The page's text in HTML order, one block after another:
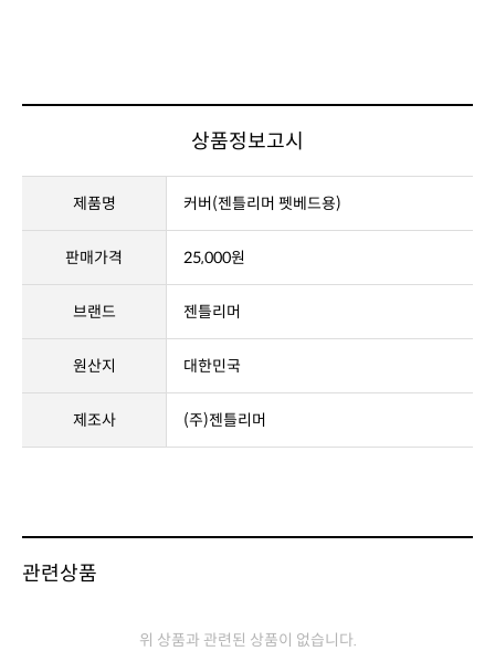
상품정보고시
제품명 커버(젠틀리머 펫베드용)
판매가격 25,000원
브랜드 젠틀리머
원산지 대한민국
제조사 (주)젠틀리머
관련상품
위 상품과 관련된 상품이 없습니다.